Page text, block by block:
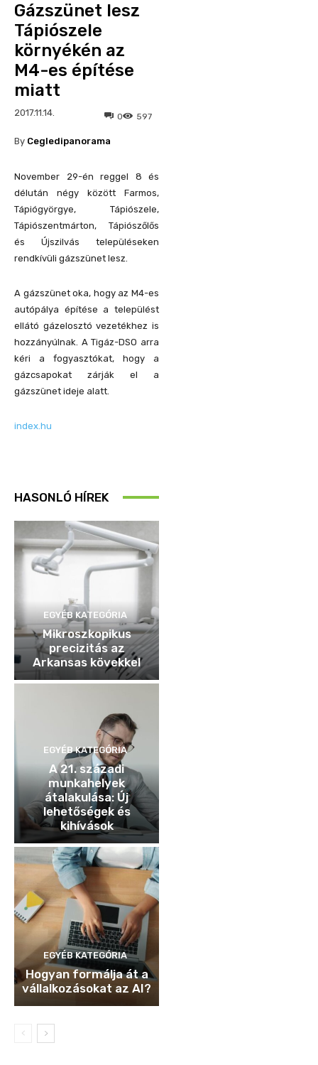
Gázszünet lesz
Tápiószele
környékén az
M4-es építése
miatt
2017.11.14. 597
0
By Cegledipanorama
November 29-én reggel 8 és
délután négy között Farmos,
Tápiógyörgye, Tápiószele,
Tápiószentmárton, Tápiószőlős
és Újszilvás településeken
rendkívüli gázszünet lesz.
A gázszünet oka, hogy az M4-es
autópálya építése a települést
ellátó gázelosztó vezetékhez is
hozzányúlnak. A Tigáz-DSO arra
kéri a fogyasztókat, hogy a
gázcsapokat zárják el a
gázszünet ideje alatt.
index.hu
HASONLÓ HÍREK
EGYÉB KATEGÓRIA
Mikroszkopikus
precizitás az
Arkansas kövekkel
EGYÉB KATEGÓRIA
A 21. századi
munkahelyek
átalakulása: Új
lehetőségek és
kihívások
EGYÉB KATEGÓRIA
Hogyan formálja át a
vállalkozásokat az AI?